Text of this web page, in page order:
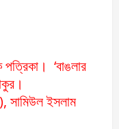
পত্রিকা। ‘বাঙলার
সামিউল ইসলাম